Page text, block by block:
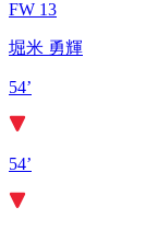
FW 13
堀米 勇輝
54’
54’